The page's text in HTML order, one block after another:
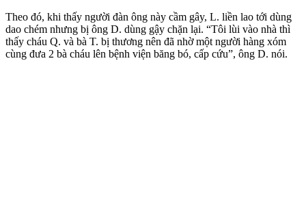
Theo đó, khi thấy người đàn ông này cầm gây, L. liền lao tới dùng
dao chém nhưng bị ông D. dùng gậy chặn lại. “Tôi lùi vào nhà thì
thấy cháu Q. và bà T. bị thương nên đã nhờ một người hàng xóm
cùng đưa 2 bà cháu lên bệnh viện băng bó, cấp cứu”, ông D. nói.